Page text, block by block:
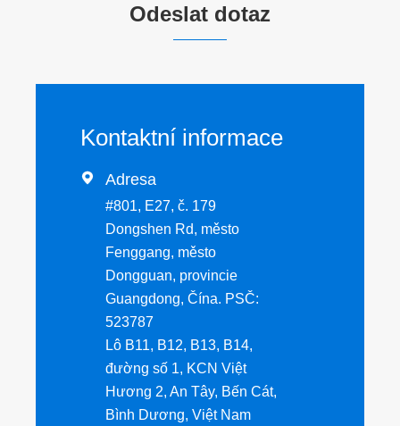
Odeslat dotaz
Kontaktní informace
 Adresa
#801, E27, č. 179
Dongshen Rd, město
Fenggang, město
Dongguan, provincie
Guangdong, Čína. PSČ:
523787
Lô B11, B12, B13, B14,
đường số 1, KCN Việt
Hương 2, An Tây, Bến Cát,
Bình Dương, Việt Nam